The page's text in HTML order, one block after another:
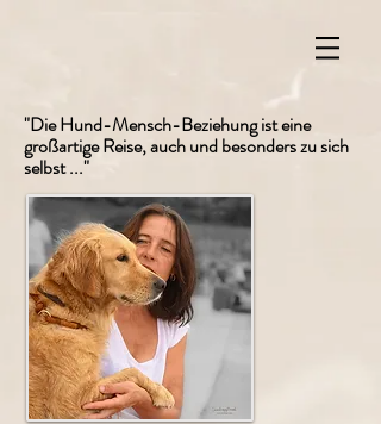
"Die Hund-Mensch-Beziehung ist eine
großartige Reise, auch und besonders zu sich
selbst ..."